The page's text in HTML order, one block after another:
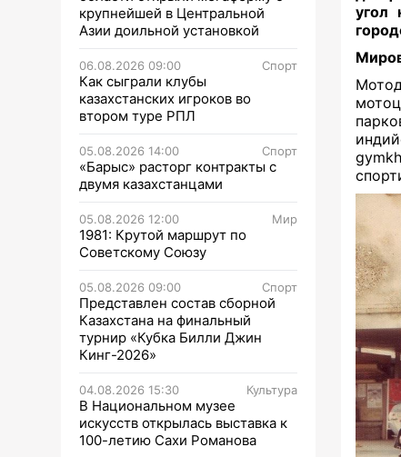
крупнейшей в Центральной
Азии доильной установкой
06.08.2026 09:00 Спорт
Как сыграли клубы
казахстанских игроков во
втором туре РПЛ
05.08.2026 14:00 Спорт
«Барыс» расторг контракты с
двумя казахстанцами
05.08.2026 12:00 Мир
1981: Крутой маршрут по
Советскому Союзу
05.08.2026 09:00 Спорт
Представлен состав сборной
Казахстана на финальный
турнир «Кубка Билли Джин
Кинг-2026»
04.08.2026 15:30 Культура
В Национальном музее
искусств открылась выставка к
100-летию Сахи Романова
угол